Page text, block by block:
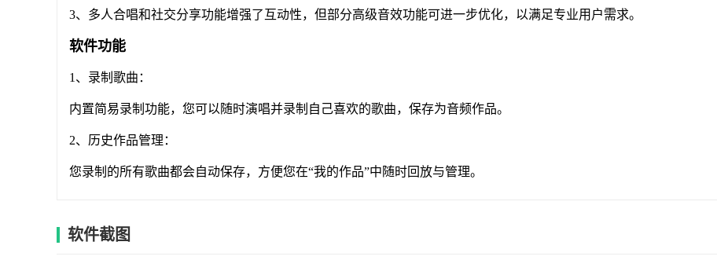
3、多人合唱和社交分享功能增强了互动性，但部分高级音效功能可进一步优化，以满足专业用户需求。
软件功能
1、录制歌曲：
内置简易录制功能，您可以随时演唱并录制自己喜欢的歌曲，保存为音频作品。
2、历史作品管理：
您录制的所有歌曲都会自动保存，方便您在“我的作品”中随时回放与管理。
软件截图